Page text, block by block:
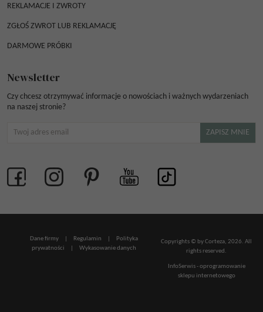
REKLAMACJE I ZWROTY
ZGŁOŚ ZWROT LUB REKLAMACJĘ
DARMOWE PRÓBKI
Newsletter
Czy chcesz otrzymywać informacje o nowościach i ważnych wydarzeniach
na naszej stronie?
Copyrights © by Corteza, 2026. All
rights reserved.
InfoSerwis-oprogramowanie
sklepu internetowego
Dane firmy Regulamin
Polityka
prywatności
Wykasowanie danych